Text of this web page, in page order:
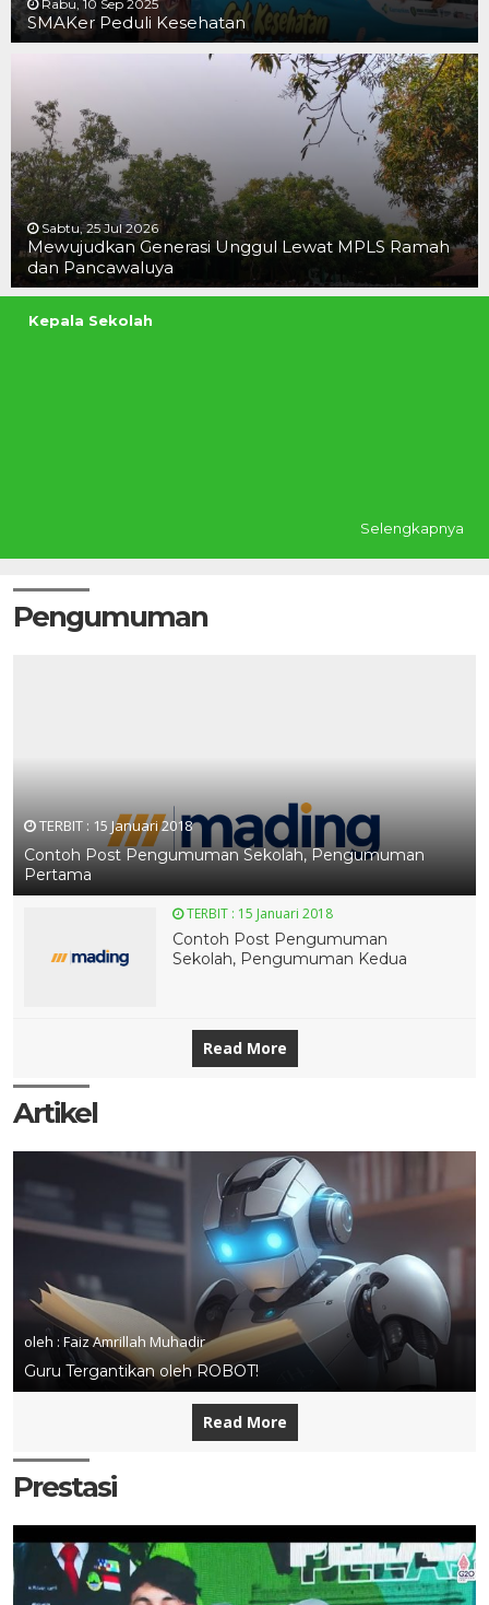
Rabu, 10 Sep 2025
SMAKer Peduli Kesehatan
Sabtu, 25 Jul 2026
Mewujudkan Generasi Unggul Lewat MPLS Ramah
dan Pancawaluya
Kepala Sekolah
Selengkapnya
Pengumuman
TERBIT : 15 Januari 2018
Contoh Post Pengumuman Sekolah, Pengumuman
Pertama
TERBIT : 15 Januari 2018
Contoh Post Pengumuman
Sekolah, Pengumuman Kedua
Read More
Artikel
oleh : Faiz Amrillah Muhadir
Guru Tergantikan oleh ROBOT!
Read More
Prestasi